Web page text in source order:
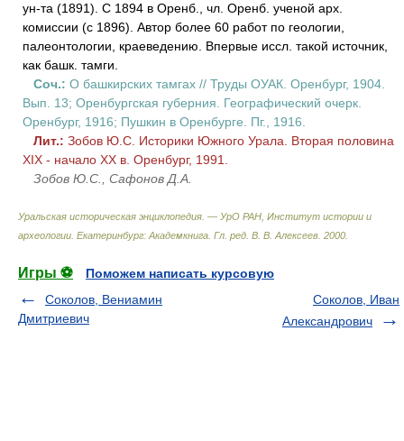
ун-та (1891). С 1894 в Оренб., чл. Оренб. ученой арх.
комиссии (с 1896). Автор более 60 работ по геологии,
палеонтологии, краеведению. Впервые иссл. такой источник,
как башк. тамги.
Соч.: О башкирских тамгах // Труды ОУАК. Оренбург, 1904.
Вып. 13; Оренбургская губерния. Географический очерк.
Оренбург, 1916; Пушкин в Оренбурге. Пг., 1916.
Лит.: Зобов Ю.С. Историки Южного Урала. Вторая половина
XIX - начало ХХ в. Оренбург, 1991.
Зобов Ю.С., Сафонов Д.А.
Уральская историческая энциклопедия. — УрО РАН, Институт истории и
археологии. Екатеринбург: Академкнига Гл. ред. В. В. Алексеев 2000
Игры ⚽
Поможем написать курсовую
Соколов, Вениамин
Дмитриевич
Соколов, Иван
Александрович